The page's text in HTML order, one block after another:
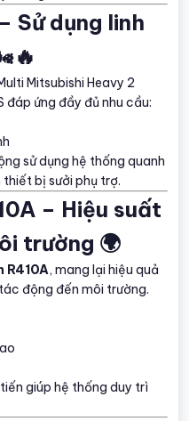
Sử dụng linh
Mitsubishi Heavy 2
ứng đầy đủ nhu cầu:
sử dụng hệ thống quanh
bị sưởi phụ trợ.
– Hiệu suất
trường 🌍
R410A, mang lại hiệu quả
động đến môi trường.
giúp hệ thống duy trì